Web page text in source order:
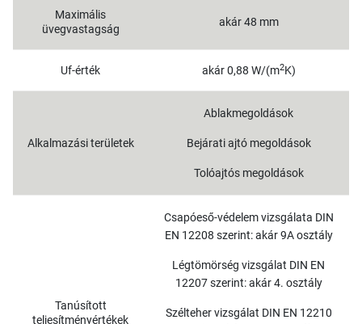
Maximális
üvegvastagság
akár 48 mm
Uf-érték akár 0,88 W/(m2K)
Alkalmazási területek
Ablakmegoldások
Bejárati ajtó megoldások
Tolóajtós megoldások
Tanúsított
teljesítményértékek
Csapóeső-védelem vizsgálata DIN
EN 12208 szerint: akár 9A osztály
Légtömörség vizsgálat DIN EN
12207 szerint: akár 4. osztály
Szélteher vizsgálat DIN EN 12210